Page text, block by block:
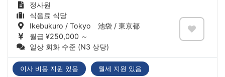
정사원
식음료 식당
Ikebukuro / Tokyo 池袋 / 東京都
월급 ¥250,000 ～
일상 회화 수준 (N3 상당)
이사 비용 지원 있음 월세 지원 있음